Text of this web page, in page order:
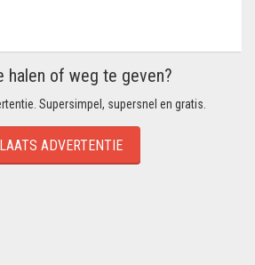
halen of weg te geven?
Supersimpel, supersnel en gratis.
ADVERTENTIE